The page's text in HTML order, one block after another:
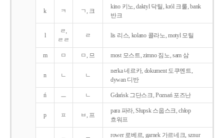
k ㅋ ㄱ, 크
kino 키노, daktyl 닥틸, król 크룰, bank
반크
l
ㄹ,
ㄹㄹ
ㄹ lis 리스, kolano 콜라노, motyl 모틸
m ㅁ ㅁ, 므 most 모스트, zimno 짐노, sam 삼
n ㄴ ㄴ
nerka 네르카, dokument 도쿠멘트,
dywan 디반
ń ㅡ ㄴ Gdańsk 그단스크, Poznań 포즈난
p ㅍ ㅂ, 프
para 파라, Słupsk 스웁스크, chłop
흐워프
rower 로베르, garnek 가르네크, sznur